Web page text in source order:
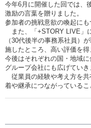
今年6月に開催した回では、
激励の言葉を贈りました。
参加者の挑戦意欲の喚起にも
また、「+STORY LIVE」
（30代後半の事務系社員）
施したところ、高い評価を得
今後はそれぞれの国・地域
グループ会社にも広げていき
従業員の経験や考え方を共
着や継承につながっているこ